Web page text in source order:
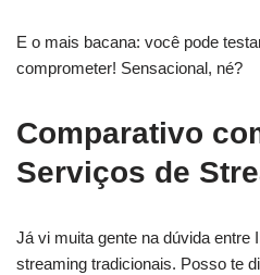
E o mais bacana: você pode
comprometer! Sensacional, né?
Comparativo
Serviços de
Já vi muita gente na dúvida entre
streaming tradicionais. Posso te